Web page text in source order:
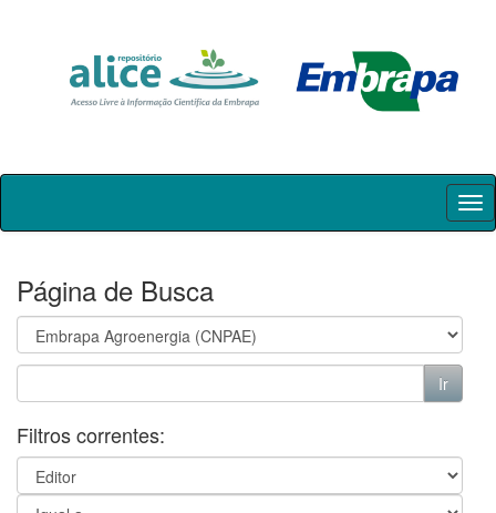
Skip
Página de Busca
Filtros correntes: